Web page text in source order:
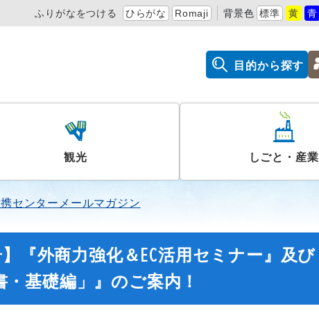
ふりがなをつける ひらがな Romaji 背景色 標準 黄 青
目的から探す
観光 しごと・産業
センターメールマガジン
『外商力強化＆EC活用セミナー』及び
・基礎編」』のご案内！